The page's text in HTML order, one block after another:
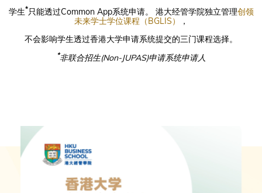
学生*只能透过Common App系统申请。 港大经管学院独立管理创领
未来学士学位课程（BGLIS）
，
不会影响学生透过香港大学申请系统提交的三门课程选择。
*非联合招生(Non-JUPAS)申请系统申请人